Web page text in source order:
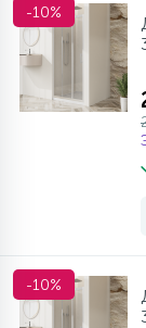
-10%
-10%